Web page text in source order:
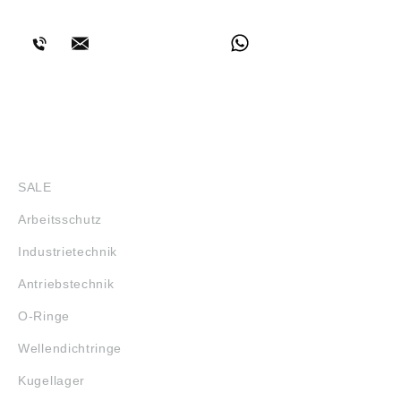
Neckar, Deutschland, E-Mail:
SALE
Arbeitsschutz
Industrietechnik
Antriebstechnik
O-Ringe
Wellendichtringe
Kugellager